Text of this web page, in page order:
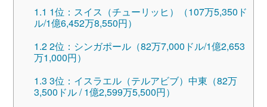
1.1 1位：スイス（チューリッヒ）（107万5,350ド
ル/1億6,452万8,550円）
1.22位：シンガポール（82万7,000ドル/1億2,653
万1,000円）
1.3 3位：イスラエル（テルアビブ）中東（82万
3,500ドル / 1億2,599万5,500円）